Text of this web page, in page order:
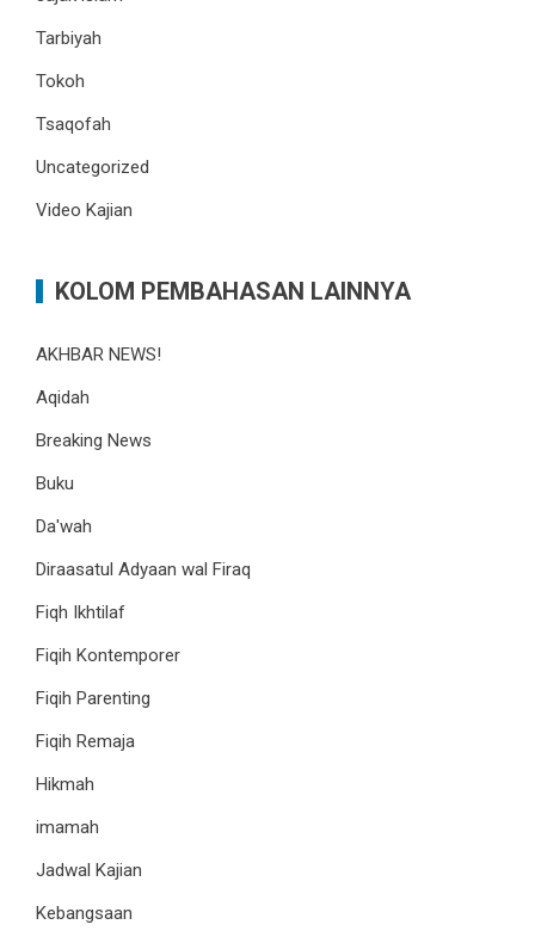
Tarbiyah
Tokoh
Tsaqofah
Uncategorized
Video Kajian
KOLOM PEMBAHASAN LAINNYA
AKHBAR NEWS!
Aqidah
Breaking News
Buku
Da'wah
Diraasatul Adyaan wal Firaq
Fiqh Ikhtilaf
Fiqih Kontemporer
Fiqih Parenting
Fiqih Remaja
Hikmah
imamah
Jadwal Kajian
Kebangsaan